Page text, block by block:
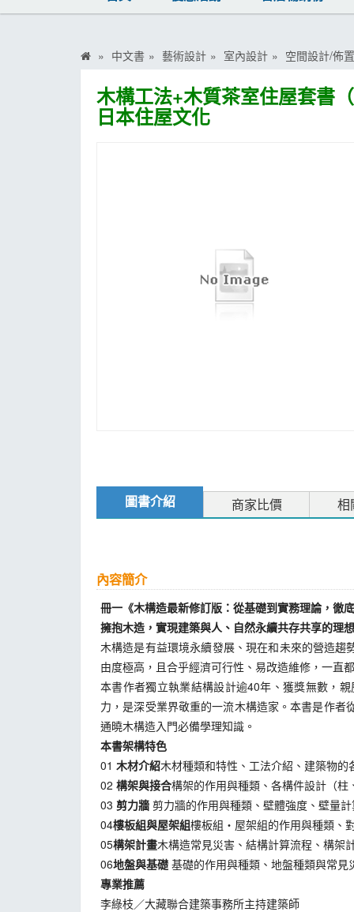
中文書 藝術設計 室內設計 空間設計/佈置
木構工法+木質茶室住屋套書
日本住屋文化
圖書介紹 商家比價 相
內容簡介
冊一《木構造最新修訂版：從基礎到實務理論，徹
擁抱木造，實現建築與人、自然永續共存共享的理
木構造是有益環境永續發展、現在和未來的營造
由度極高，且合乎經濟可行性、易改造維修，一直
本書作者獨立執業結構設計逾40年、獲獎無數，
力，是深受業界敬重的一流木構造家。本書是作
通曉木構造入門必備學理知識。
本書架構特色
01 木材介紹木材種類和特性、工法介紹、建築物
02 構架與接合構架的作用與種類、各構件設計（
03 剪力牆 剪力牆的作用與種類、壁體強度、壁量
04樓板組與屋架組樓板組‧屋架組的作用與種類、
05構架計畫木構造常見災害、結構計算流程、構架
06地盤與基礎 基礎的作用與種類、地盤種類與常
專業推薦
李綠枝／大藏聯合建築事務所主持建築師
MOOK